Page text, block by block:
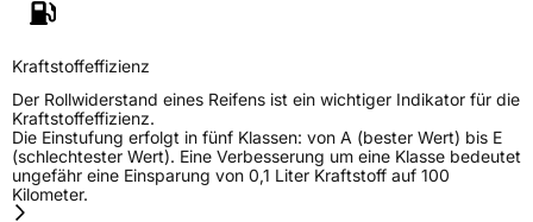
Kraftstoffeffizienz
Der Rollwiderstand eines Reifens ist ein wichtiger Indikator für die
Kraftstoffeffizienz.
Die Einstufung erfolgt in fünf Klassen: von A (bester Wert) bis E
(schlechtester Wert). Eine Verbesserung um eine Klasse bedeutet
ungefähr eine Einsparung von 0,1 Liter Kraftstoff auf 100
Kilometer.